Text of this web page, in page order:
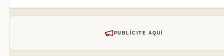
PUBLÍCITE AQUÍ